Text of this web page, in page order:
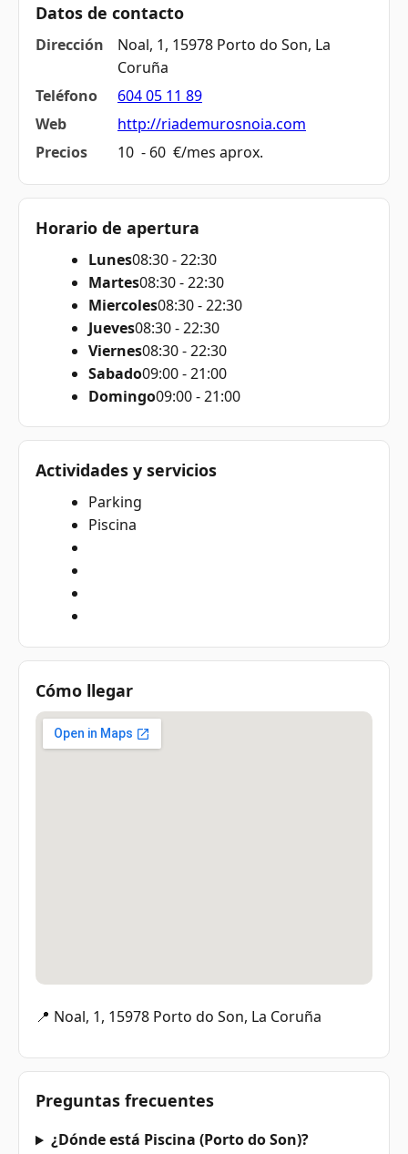
Datos de contacto
Dirección
Noal, 1, 15978 Porto do Son, La
Coruña
Teléfono
604 05 11 89
Web
http://riademurosnoia.com
Precios
10  - 60  €/mes aprox.
Horario de apertura
Lunes08:30 - 22:30
Martes08:30 - 22:30
Miercoles08:30 - 22:30
Jueves08:30 - 22:30
Viernes08:30 - 22:30
Sabado09:00 - 21:00
Domingo09:00 - 21:00
Actividades y servicios
Parking
Piscina
Cómo llegar
📍 Noal, 1, 15978 Porto do Son, La Coruña
Preguntas frecuentes
¿Dónde está Piscina (Porto do Son)?